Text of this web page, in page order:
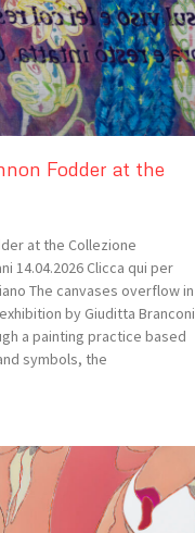
Fodder at the
at the Collezione
14.04.2026 Clicca qui per
The canvases overflow in
by Giuditta Branconi
a painting practice based
symbols, the